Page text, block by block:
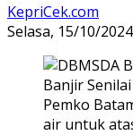
KepriCek.com
Selasa, 15/10/
Pemko
air untuk